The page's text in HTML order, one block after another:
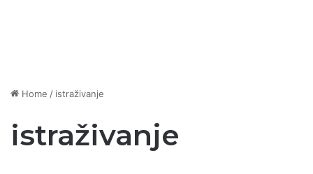
Home / istraživanje
istraživanje